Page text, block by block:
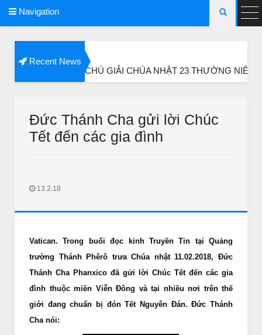
GIAI THOẠI VỀ LẶT
Feb 14 2018
Navigation 
Recent News
& CHÚ GIẢI CHÚA NHẬT 23 THƯỜNG NIÊN, NĂM B
Ngày: Nghe-Suy Niệm -Học Hỏi Lời Chúa Chúa Nhật 21 Thường
Đức Thánh Cha gửi lời Chúc
Tết đến các gia đình
13.2.18
Vatican. Trong buổi đọc kinh Truyền Tin tại Quảng
trường Thánh Phêrô trưa Chúa nhật 11.02.2018, Đức
Thánh Cha Phanxico đã gửi lời Chúc Tết đến các gia
đình thuộc miền Viễn Đông và tại nhiều nơi trên thế
giới đang chuẩn bị đón Tết Nguyên Đán. Đức Thánh
Cha nói: